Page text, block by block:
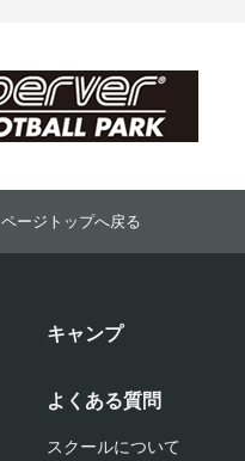
ページトップへ戻る
キャンプ
よくある質問
スクールについて